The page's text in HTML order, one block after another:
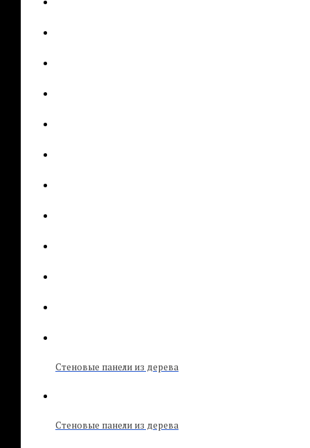
Стеновые панели из дерева
Стеновые панели из дерева